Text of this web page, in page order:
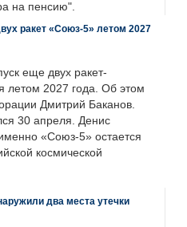
на пенсию".
ракет «Союз-5» летом 2027
еще двух ракет-
летом 2027 года. Об этом
Дмитрий Баканов.
30 апреля. Денис
«Союз-5» остается
космической
два места утечки